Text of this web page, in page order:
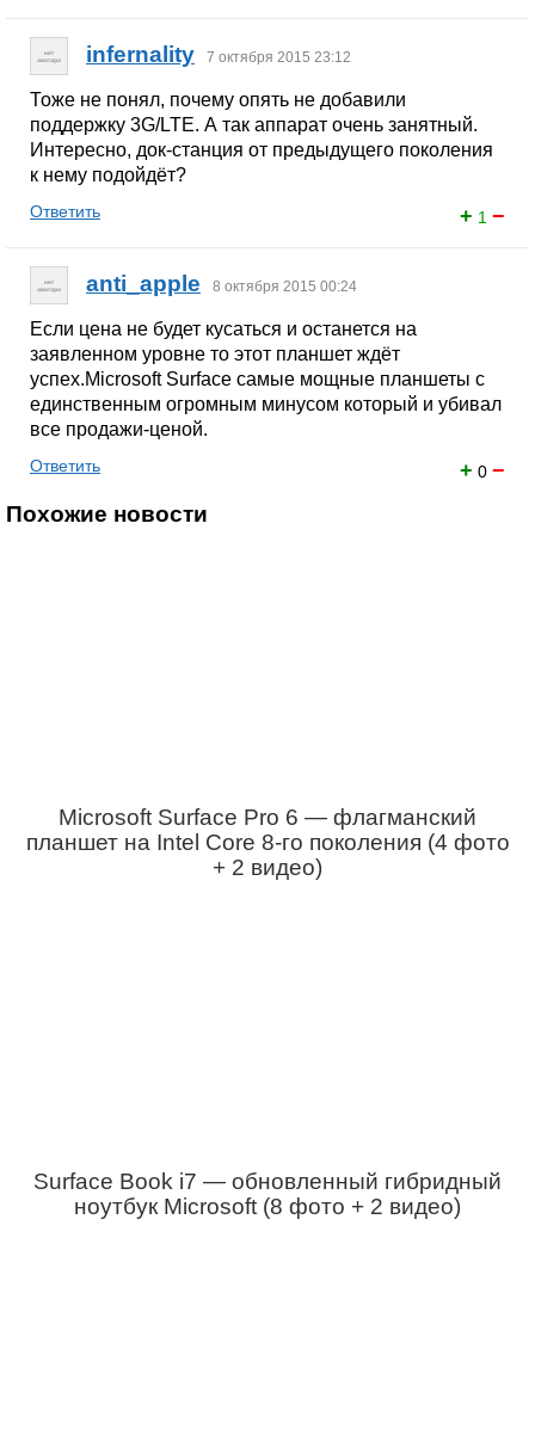
infernality 7 октября 2015 23:12
Тоже не понял, почему опять не добавили
поддержку 3G/LTE. А так аппарат очень занятный.
Интересно, док-станция от предыдущего поколения
к нему подойдёт?
+ 1 −
Ответить
anti_apple 8 октября 2015 00:24
Если цена не будет кусаться и останется на
заявленном уровне то этот планшет ждёт
успех.Microsoft Surface самые мощные планшеты с
единственным огромным минусом который и убивал
все продажи-ценой.
+ 0 −
Ответить
Похожие новости
Microsoft Surface Pro 6 — флагманский
планшет на Intel Core 8-го поколения (4 фото
+ 2 видео)
Surface Book i7 — обновленный гибридный
ноутбук Microsoft (8 фото + 2 видео)